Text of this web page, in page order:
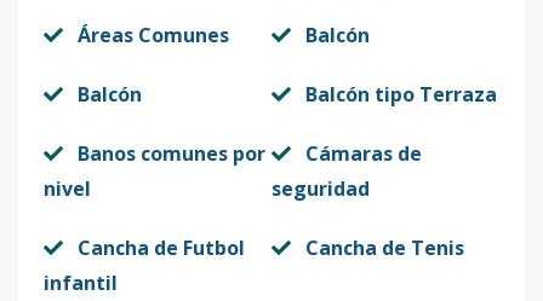
Áreas Comunes Balcón
Balcón Balcón tipo Terraza
Banos comunes por
nivel
Cámaras de
seguridad
Cancha de Futbol
infantil
Cancha de Tenis